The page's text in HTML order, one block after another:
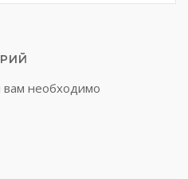
вам необходимо